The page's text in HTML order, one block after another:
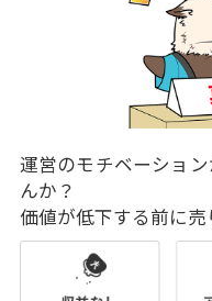
運営のモチベーショ
んか？
価値が低下する前に売